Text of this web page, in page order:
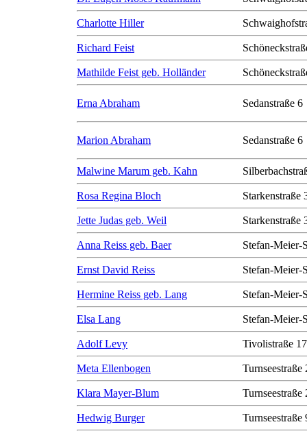
Charlotte Hiller
Richard Feist
Mathilde Feist geb. Holländer
Erna Abraham Sedanstraße 6
Marion Abraham Sedanstraße 6
Malwine Marum geb. Kahn
Rosa Regina Bloch Starkenstraße
Jette Judas geb. Weil Starkenstraße
Anna Reiss geb. Baer Stefan-Meier-
Ernst David Reiss Stefan-Meier-
Hermine Reiss geb. Lang Stefan-Meier-
Elsa Lang Stefan-Meier-
Adolf Levy Tivolistraße 17
Meta Ellenbogen Turnseestraße
Klara Mayer-Blum Turnseestraße
Hedwig Burger Turnseestraße